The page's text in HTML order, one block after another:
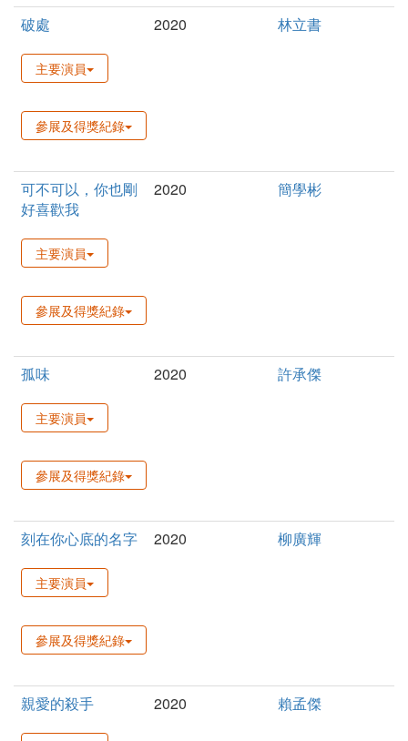
破處 2020 林立書
主要演員
參展及得獎紀錄
可不可以，你也剛
好喜歡我
2020 簡學彬
主要演員
參展及得獎紀錄
孤味 2020 許承傑
主要演員
參展及得獎紀錄
刻在你心底的名字 2020 柳廣輝
主要演員
參展及得獎紀錄
親愛的殺手 2020 賴孟傑